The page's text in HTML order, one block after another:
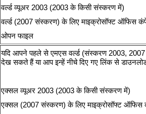
वर्ल्‍ड व्‍यूअर 2003 (2003 के किसी संस्‍करण में)
वर्ल्‍ड (2007 संस्‍करण) के लिए माइक्रोसॉफ्ट ऑफिस
ओपन फाइल
यदि आपने पहले से एमएस वर्ल्‍ड (संस्‍करण 2003, 2007
देख सकते हैं या आप इन्‍हें नीचे दिए गए लिंक से
एक्‍सल व्‍यूअर 2003 (2003 के किसी संस्‍करण में)
एक्‍सल (2007 संस्‍करण) के लिए माइक्रोसॉफ्ट ऑफिस